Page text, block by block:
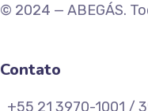
© 2024 — ABEGÁS.
Contato
+55 21 3970-1001 /